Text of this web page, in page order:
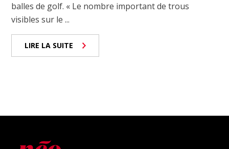
balles de golf. « Le nombre important de trous
visibles sur le ...
LIRE LA SUITE